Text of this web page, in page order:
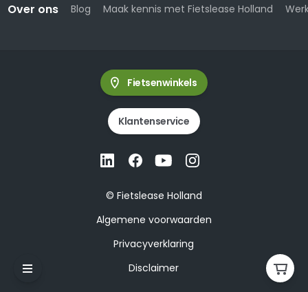
Over ons Blog Maak kennis met Fietslease Holland
Fietsenwinkels
Klantenservice
© Fietslease Holland
Algemene voorwaarden
Privacyverklaring
Disclaimer